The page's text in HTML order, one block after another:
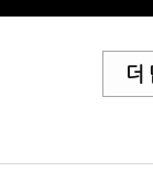
더